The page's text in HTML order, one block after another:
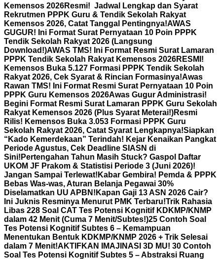
Kemensos 2026Resmi! Jadwal Lengkap dan Syarat
Rekrutmen PPPK Guru & Tendik Sekolah Rakyat
Kemensos 2026, Catat Tanggal Pentingnya!AWAS
GUGUR! Ini Format Surat Pernyataan 10 Poin PPPK
Tendik Sekolah Rakyat 2026 (Langsung
Download!)AWAS TMS! Ini Format Resmi Surat Lamaran
PPPK Tendik Sekolah Rakyat Kemensos 2026RESMI!
Kemensos Buka 5.127 Formasi PPPK Tendik Sekolah
Rakyat 2026, Cek Syarat & Rincian Formasinya!Awas
Rawan TMS! Ini Format Resmi Surat Pernyataan 10 Poin
PPPK Guru Kemensos 2026Awas Gugur Administrasi!
Begini Format Resmi Surat Lamaran PPPK Guru Sekolah
Rakyat Kemensos 2026 (Plus Syarat Meterai!)Resmi
Rilis! Kemensos Buka 3.053 Formasi PPPK Guru
Sekolah Rakyat 2026, Catat Syarat Lengkapnya!Siapkan
“Kado Kemerdekaan” Terindah! Kejar Kenaikan Pangkat
Periode Agustus, Cek Deadline SIASN di
Sini! Pertengahan Tahun Masih Stuck? Gaspol Daftar
UKOM JF Prakom & Statistisi Periode 3 (Juni 2026)!
Jangan Sampai Terlewat! Kabar Gembira! Pemda & PPPK
Bebas Was-was, Aturan Belanja Pegawai 30%
Diselamatkan UU APBN! Kapan Gaji 13 ASN 2026 Cair?
Ini Juknis Resminya Menurut PMK Terbaru!Trik Rahasia
Libas 228 Soal CAT Tes Potensi Kognitif KDKMP/KNMP
dalam 42 Menit (Cuma 7 Menit/Subtes!)25 Contoh Soal
Tes Potensi Kognitif Subtes 6 – Kemampuan
Menentukan Bentuk KDKMP/KNMP 2026 + Trik Selesai
dalam 7 Menit!AKTIFKAN IMAJINASI 3D MU! 30 Contoh
Soal Tes Potensi Kognitif Subtes 5 – Abstraksi Ruang